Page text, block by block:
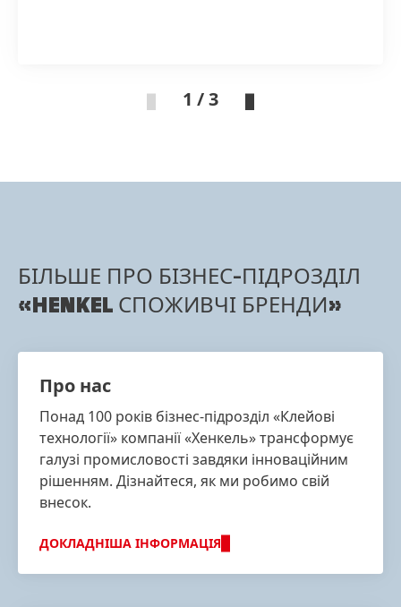
1 / 3
БІЛЬШЕ ПРО БІЗНЕС-ПІДРОЗДІЛ
«HENKEL СПОЖИВЧІ БРЕНДИ»
Про нас
Понад 100 років бізнес-підрозділ «Клейові
технології» компанії «Хенкель» трансформує
галузі промисловості завдяки інноваційним
рішенням. Дізнайтеся, як ми робимо свій
внесок.
ДОКЛАДНІША ІНФОРМАЦІЯ